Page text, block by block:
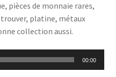
pièces de monnaie rares,
platine, métaux
collection aussi.
00:00